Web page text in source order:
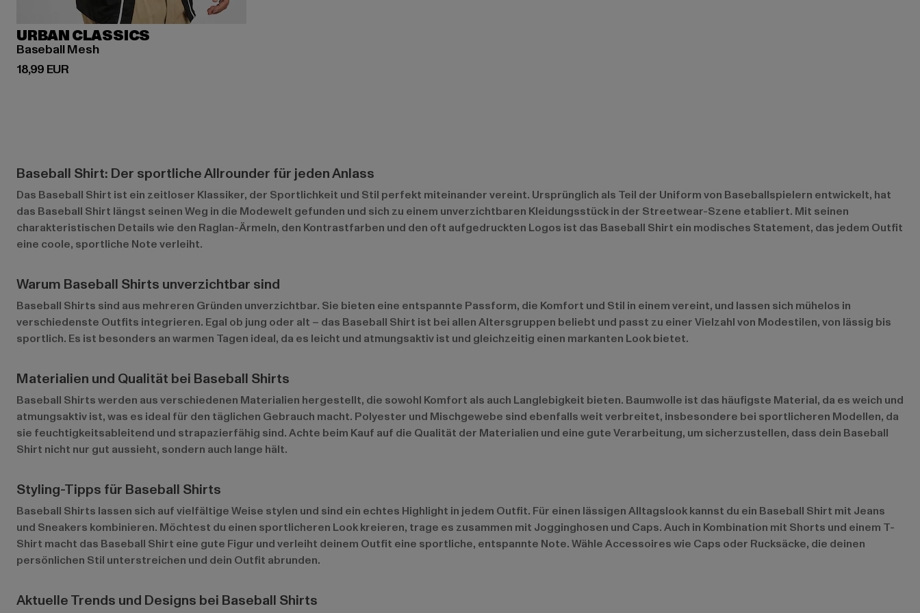
URBAN CLASSICS
Baseball Mesh
18,99 EUR
Derzeitiger Preis: 18,99 EUR
Baseball Shirt: Der sportliche Allrounder für jeden Anlass
Das Baseball Shirt ist ein zeitloser Klassiker, der Sportlichkeit und Stil perfekt miteinander vereint. Ursprünglich als Teil der Uniform von Baseballspielern entwickelt, hat
das Baseball Shirt längst seinen Weg in die Modewelt gefunden und sich zu einem unverzichtbaren Kleidungsstück in der Streetwear-Szene etabliert. Mit seinen
charakteristischen Details wie den Raglan-Ärmeln, den Kontrastfarben und den oft aufgedruckten Logos ist das Baseball Shirt ein modisches Statement, das jedem Outfit
eine coole, sportliche Note verleiht.
Warum Baseball Shirts unverzichtbar sind
Baseball Shirts sind aus mehreren Gründen unverzichtbar. Sie bieten eine entspannte Passform, die Komfort und Stil in einem vereint, und lassen sich mühelos in
verschiedenste Outfits integrieren. Egal ob jung oder alt – das Baseball Shirt ist bei allen Altersgruppen beliebt und passt zu einer Vielzahl von Modestilen, von lässig bis
sportlich. Es ist besonders an warmen Tagen ideal, da es leicht und atmungsaktiv ist und gleichzeitig einen markanten Look bietet.
Materialien und Qualität bei Baseball Shirts
Baseball Shirts werden aus verschiedenen Materialien hergestellt, die sowohl Komfort als auch Langlebigkeit bieten. Baumwolle ist das häufigste Material, da es weich und
atmungsaktiv ist, was es ideal für den täglichen Gebrauch macht. Polyester und Mischgewebe sind ebenfalls weit verbreitet, insbesondere bei sportlicheren Modellen, da
sie feuchtigkeitsableitend und strapazierfähig sind. Achte beim Kauf auf die Qualität der Materialien und eine gute Verarbeitung, um sicherzustellen, dass dein Baseball
Shirt nicht nur gut aussieht, sondern auch lange hält.
Styling-Tipps für Baseball Shirts
Baseball Shirts lassen sich auf vielfältige Weise stylen und sind ein echtes Highlight in jedem Outfit. Für einen lässigen Alltagslook kannst du ein Baseball Shirt mit Jeans
und Sneakers kombinieren. Möchtest du einen sportlicheren Look kreieren, trage es zusammen mit Jogginghosen und Caps. Auch in Kombination mit Shorts und einem T-
Shirt macht das Baseball Shirt eine gute Figur und verleiht deinem Outfit eine sportliche, entspannte Note. Wähle Accessoires wie Caps oder Rucksäcke, die deinen
persönlichen Stil unterstreichen und dein Outfit abrunden.
Aktuelle Trends und Designs bei Baseball Shirts